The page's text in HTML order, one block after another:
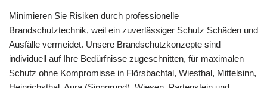
Minimieren Sie Risiken durch professionelle
Brandschutztechnik, weil ein zuverlässiger Schutz Schäden und
Ausfälle vermeidet. Unsere Brandschutzkonzepte sind
individuell auf Ihre Bedürfnisse zugeschnitten, für maximalen
Schutz ohne Kompromisse in Flörsbachtal, Wiesthal, Mittelsinn,